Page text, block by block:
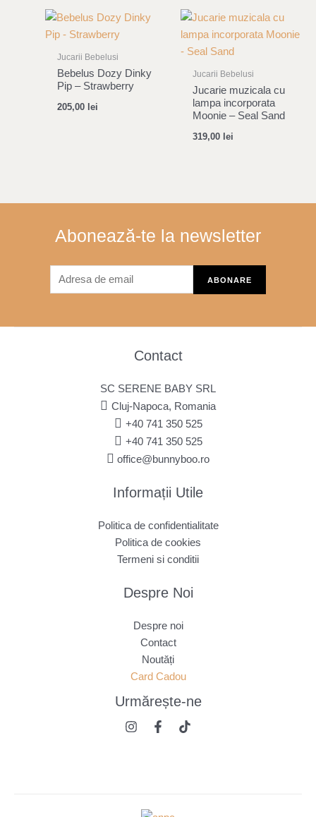
Jucarii Bebelusi
Bebelus Dozy Dinky
Pip – Strawberry
205,00 lei
Jucarii Bebelusi
Jucarie muzicala cu
lampa incorporata
Moonie – Seal Sand
319,00 lei
Abonează-te la newsletter
Contact
SC SERENE BABY SRL
Cluj-Napoca, Romania
+40 741 350 525
+40 741 350 525
office@bunnyboo.ro
Informații Utile
Politica de confidentialitate
Politica de cookies
Termeni si conditii
Despre Noi
Despre noi
Contact
Noutăți
Card Cadou
Urmărește-ne